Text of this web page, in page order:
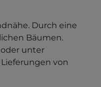
Durch eine
Bäumen.
unter
von